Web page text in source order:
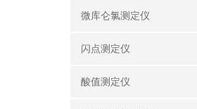
微库仑氯测定仪
闪点测定仪
酸值测定仪